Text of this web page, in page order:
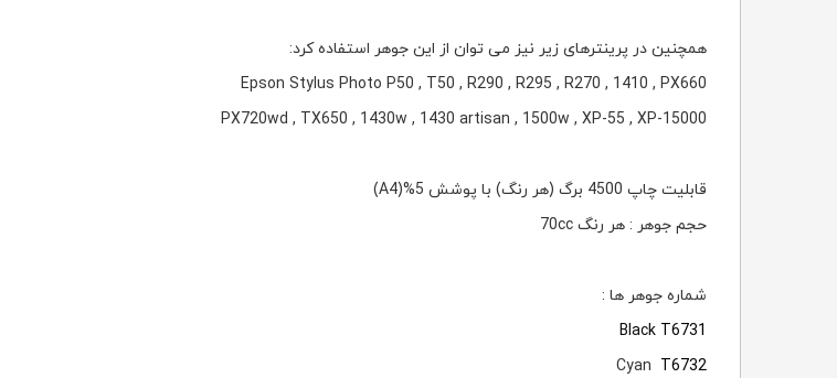
همچنین در پرینترهای زیر نیز می توان از این جوهر استفاده کرد:
Epson Stylus Photo P50 , T50 , R290 , R295 , R270 , 1410 , PX660
PX720wd , TX650 , 1430w , 1430 artisan , 1500w , XP-55 , XP-15000
قابلیت چاپ 4500 برگ (هر رنگ) با پوشش 5%(A4)
حجم جوهر : هر رنگ 70cc
شماره جوهر ها :
Black T6731
Cyan T6732